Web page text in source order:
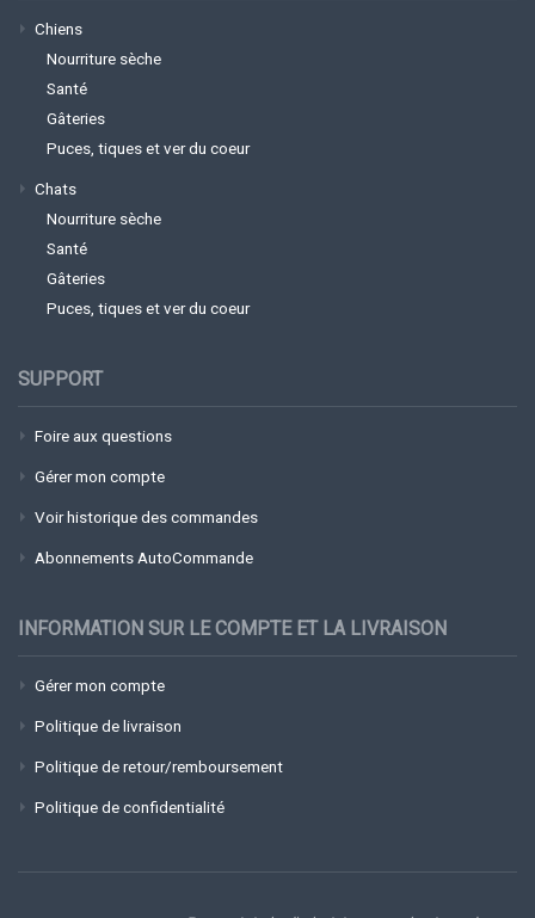
Chiens
Nourriture sèche
Santé
Gâteries
Puces, tiques et ver du coeur
Chats
Nourriture sèche
Santé
Gâteries
Puces, tiques et ver du coeur
SUPPORT
Foire aux questions
Gérer mon compte
Voir historique des commandes
Abonnements AutoCommande
INFORMATION SUR LE COMPTE ET LA LIVRAISON
Gérer mon compte
Politique de livraison
Politique de retour/remboursement
Politique de confidentialité